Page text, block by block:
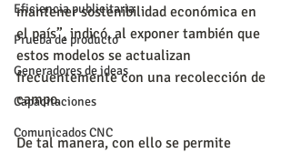
Eficiencia publicitaria
Prueba de producto
Generadores de ideas
Capacitaciones
Comunicados CNC
mantener sostenibilidad económica en
el país”, indicó, al exponer también que
estos modelos se actualizan
frecuentemente con una recolección de
campo.
De tal manera, con ello se permite